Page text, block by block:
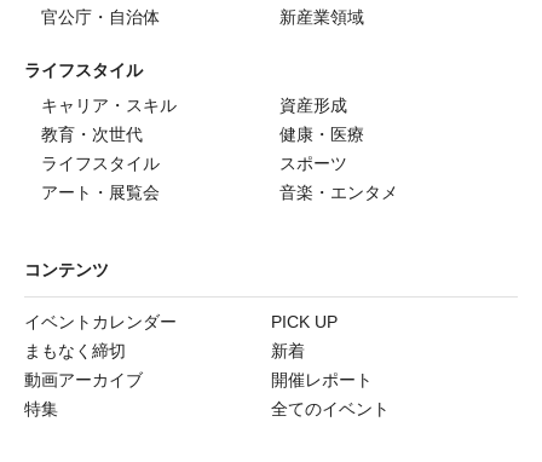
官公庁・自治体
新産業領域
ライフスタイル
キャリア・スキル
資産形成
教育・次世代
健康・医療
ライフスタイル
スポーツ
アート・展覧会
音楽・エンタメ
コンテンツ
イベントカレンダー
PICK UP
まもなく締切
新着
動画アーカイブ
開催レポート
特集
全てのイベント